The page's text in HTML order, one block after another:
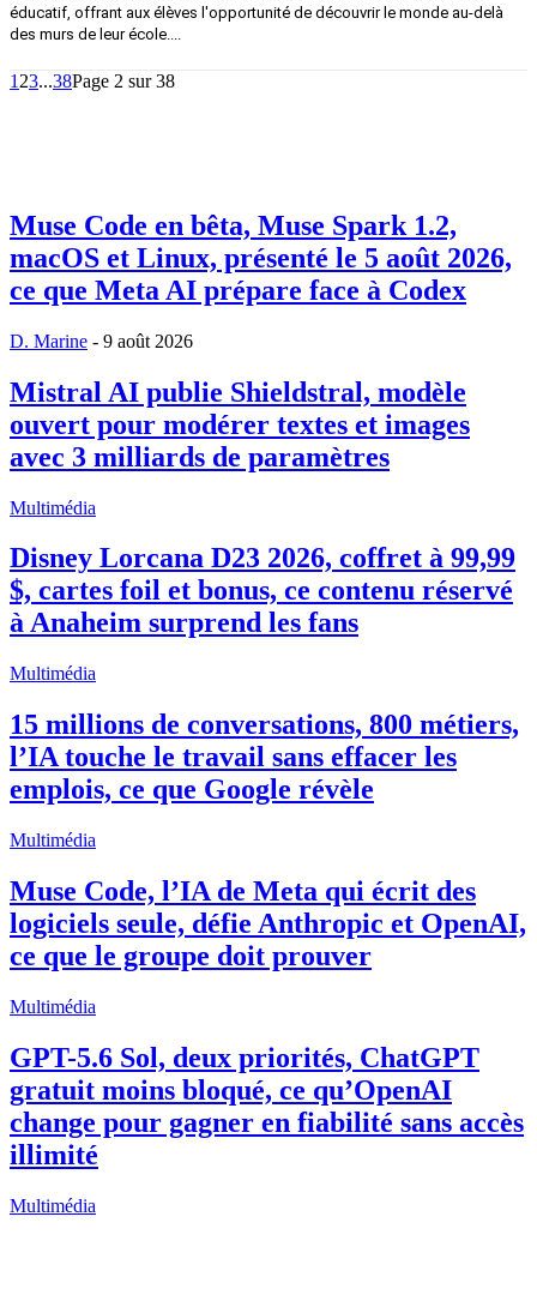
éducatif, offrant aux élèves l'opportunité de découvrir le monde au-delà
des murs de leur école....
1 23...38Page 2 sur 38
Muse Code en bêta, Muse Spark 1.2,
macOS et Linux, présenté le 5 août 2026,
ce que Meta AI prépare face à Codex
D. Marine - 9 août 2026
Mistral AI publie Shieldstral, modèle
ouvert pour modérer textes et images
avec 3 milliards de paramètres
Multimédia
Disney Lorcana D23 2026, coffret à 99,99
$, cartes foil et bonus, ce contenu réservé
à Anaheim surprend les fans
Multimédia
15 millions de conversations, 800 métiers,
l’IA touche le travail sans effacer les
emplois, ce que Google révèle
Multimédia
Muse Code, l’IA de Meta qui écrit des
logiciels seule, défie Anthropic et OpenAI,
ce que le groupe doit prouver
Multimédia
GPT-5.6 Sol, deux priorités, ChatGPT
gratuit moins bloqué, ce qu’OpenAI
change pour gagner en fiabilité sans accès
illimité
Multimédia